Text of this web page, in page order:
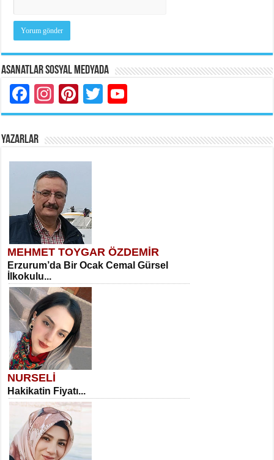
Asanatlar Sosyal Medyada
Facebook
Instagram
Pinterest
Twitter
YAZARLAR
MEHMET TOYGAR ÖZDEMİR
Erzurum’da Bir Ocak Cemal Gürsel
İlkokulu...
NURSELİ
Hakikatin Fiyatı...